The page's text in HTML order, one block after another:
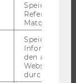
Speicherung
Referrers
Matomo.
Speicherung
den aktuellen
durch